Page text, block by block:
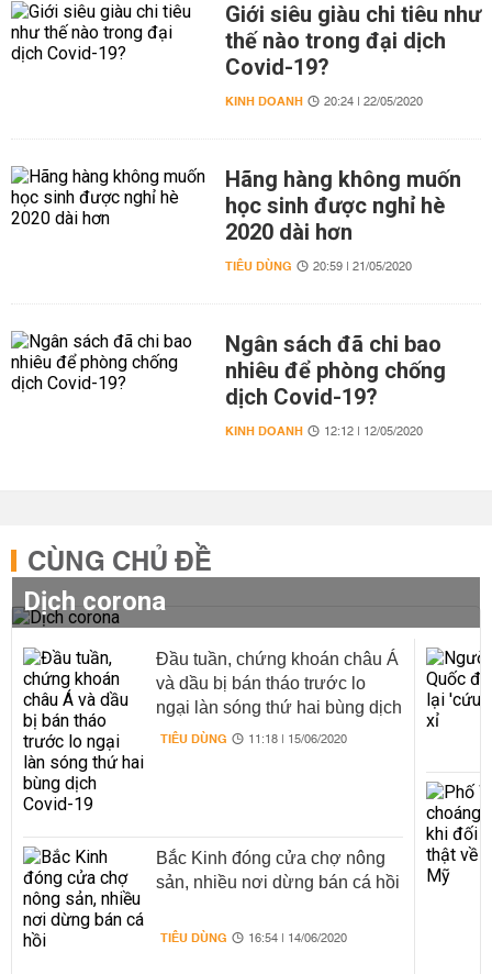
Giới siêu giàu chi tiêu như
thế nào trong đại dịch
Covid-19?
KINH DOANH 20:24 | 22/05/2020
Hãng hàng không muốn
học sinh được nghỉ hè
2020 dài hơn
TIÊU DÙNG 20:59 | 21/05/2020
Ngân sách đã chi bao
nhiêu để phòng chống
dịch Covid-19?
KINH DOANH 12:12 | 12/05/2020
CÙNG CHỦ ĐỀ
Dịch corona
Đầu tuần, chứng khoán châu Á
và dầu bị bán tháo trước lo
ngại làn sóng thứ hai bùng dịch
Covid-19
TIÊU DÙNG 11:18 | 15/06/2020
Bắc Kinh đóng cửa chợ nông
sản, nhiều nơi dừng bán cá hồi
TIÊU DÙNG 16:54 | 14/06/2020